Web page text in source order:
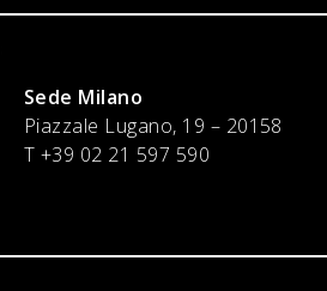
Sede Milano
Piazzale Lugano, 19 – 20158
T +39 02 21 597 590